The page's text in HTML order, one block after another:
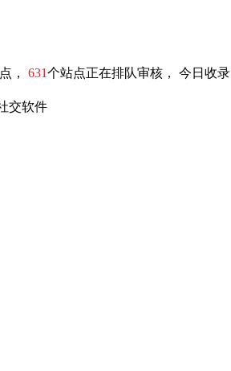
， 631个站点正在排队审核， 今日收录
交软件